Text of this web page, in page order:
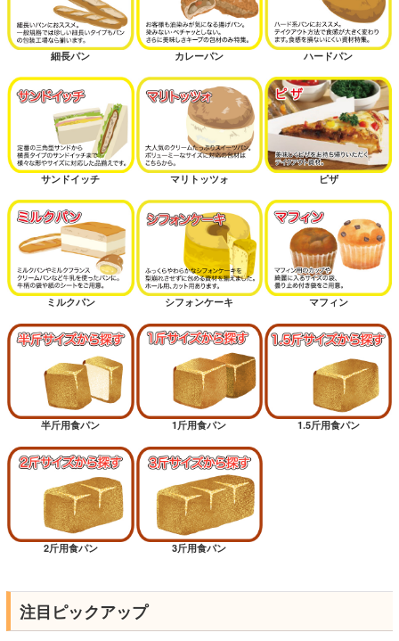
細長パン カレーパン ハードパン
サンドイッチ マリトッツォ ピザ
ミルクパン シフォンケーキ マフィン
半斤用食パン 1斤用食パン 1.5斤用食パン
2斤用食パン 3斤用食パン
注目ピックアップ